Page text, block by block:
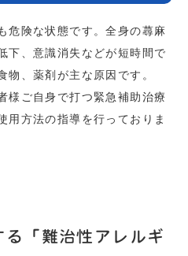
危険な状態です。全身の蕁麻
下、意識消失などが短時間で
物、薬剤が主な原因です。
様ご自身で打つ緊急補助治療
用方法の指導を行っておりま
る「難治性アレルギ